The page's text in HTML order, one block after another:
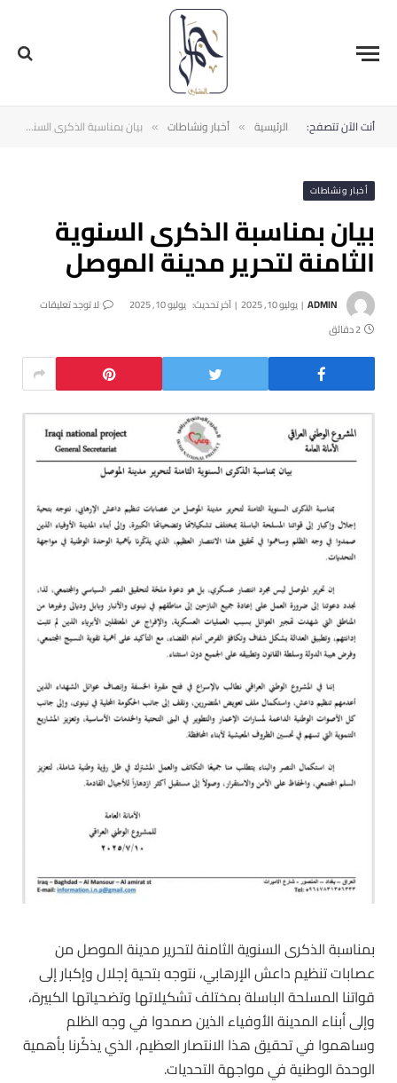
أنت الآن تتصفح: الرئيسية » أخبار ونشاطات » بيان بمناسبة الذكرى السنوية الثامنة لتحرير مدينة الموصل
أخبار ونشاطات
بيان بمناسبة الذكرى السنوية
الثامنة لتحرير مدينة الموصل
ADMIN يوليو 10, 2025 آخر تحديث: يوليو 10, 2025
لا توجد تعليقات
2 دقائق
بمناسبة الذكرى السنوية الثامنة لتحرير مدينة الموصل من
عصابات تنظيم داعش الإرهابي، نتوجه بتحية إجلال وإكبار إلى
قواتنا المسلحة الباسلة بمختلف تشكيلاتها وتضحياتها الكبيرة،
وإلى أبناء المدينة الأوفياء الذين صمدوا في وجه الظلم
وساهموا في تحقيق هذا الانتصار العظيم، الذي يذكّرنا بأهمية
الوحدة الوطنية في مواجهة التحديات.